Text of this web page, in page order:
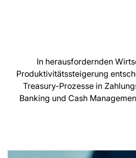
In herausfordernden
Produktivitätssteigerung
Treasury-Prozesse in
Banking und Cash